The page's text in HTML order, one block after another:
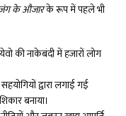
के औजारके रूप में पहले भी
की नाकेबंदी में हजारों लोग
द्वारा लगाई गई
बनाया।